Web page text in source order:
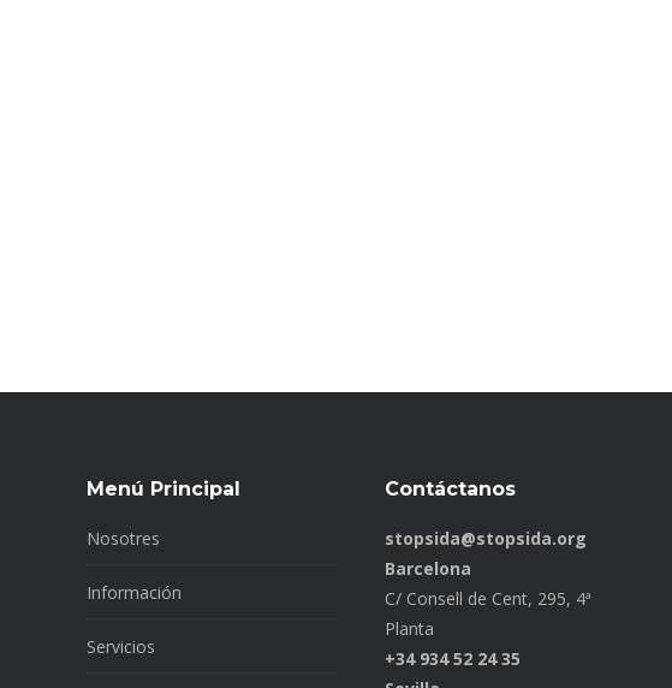
Menú Principal
Nosotres
Información
Servicios
Contáctanos
stopsida@stopsida.org
Barcelona
C/ Consell de Cent, 295, 4ª
Planta
+34 934 52 24 35